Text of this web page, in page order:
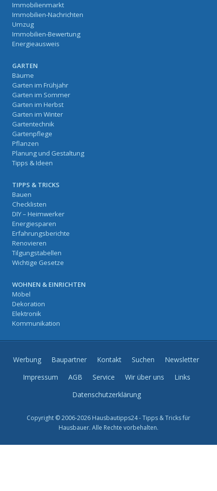
Immobilienmarkt
Immobilien-Nachrichten
Umzug
Immobilien-Bewertung
Energieausweis
GARTEN
Bäume
Garten im Frühjahr
Garten im Sommer
Garten im Herbst
Garten im Winter
Gartentechnik
Gartenpflege
Pflanzen
Planung und Gestaltung
Tipps & Ideen
TIPPS & TRICKS
Bauen
Checklisten
DIY – Heimwerker
Energiesparen
Erfahrungsberichte
Renovieren
Tilgungstabellen
Wichtige Gesetze
WOHNEN & EINRICHTEN
Möbel
Dekoration
Elektronik
Kommunikation
Werbung Baupartner Kontakt Suchen
Newsletter
Impressum
AGB Service Wir über uns
Links
Datenschutzerklärung
Copyright © 2006-2026 Hausbautipps24 - Tipps & Tricks für
Hausbauer. Alle Rechte vorbehalten.